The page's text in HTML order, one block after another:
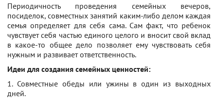
Периодичность проведения семейных вечеров,
посиделок, совместных занятий каким-либо делом каждая
семья определяет для себя сама. Сам факт, что ребенок
чувствует себя частью единого целого и вносит свой вклад
в какое-то общее дело позволяет ему чувствовать себя
нужным и развивает ответственность.
Идеи для создания семейных ценностей:
1. Совместные обеды или ужины в один из выходных
дней.